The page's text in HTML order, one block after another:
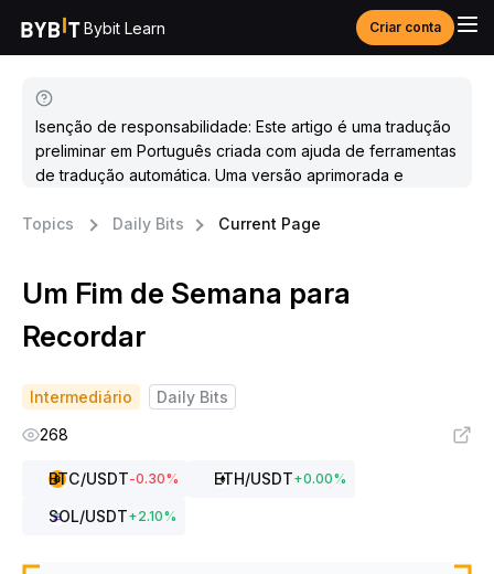
Bybit Learn Criar conta
Isenção de responsabilidade: Este artigo é uma tradução
preliminar em Português criada com ajuda de ferramentas
de tradução automática. Uma versão aprimorada e
Topics
Daily Bits Current Page
Um Fim de Semana para
Recordar
Intermediário
Daily Bits
268
BTC/USDT-0.30% ETH/USDT+0.00%
SOL/USDT+2.10%